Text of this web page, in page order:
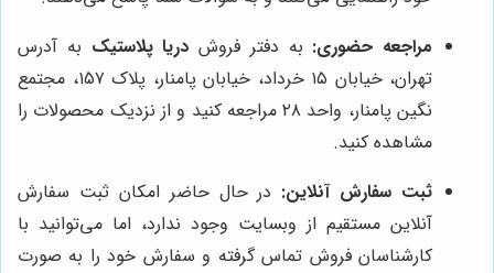
مراجعه حضوری: به دفتر فروش دریا پلاستیک به آدرس
تهران، خیابان ۱۵ خرداد، خیابان پامنار، پلاک ۱۵۷، مجتمع
نگین پامنار، واحد ۲۸ مراجعه کنید و از نزدیک محصولات را
مشاهده کنید.
ثبت سفارش آنلاین: در حال حاضر امکان ثبت سفارش
آنلاین مستقیم از وبسایت وجود ندارد، اما می‌توانید با
کارشناسان فروش تماس گرفته و سفارش خود را به صورت